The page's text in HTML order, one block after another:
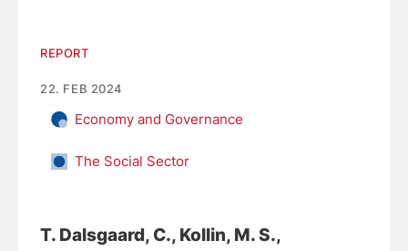
REPORT
22. FEB 2024
Economy and Governance
The Social Sector
T. Dalsgaard, C., Kollin, M. S.,